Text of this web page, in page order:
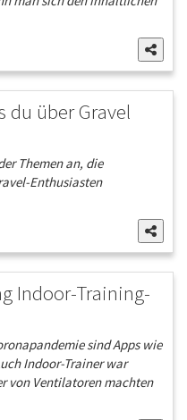
du über Gravel
Themen an, die
Enthusiasten
Indoor-Training-
sind Apps wie
Indoor-Trainer war
von Ventilatoren machten